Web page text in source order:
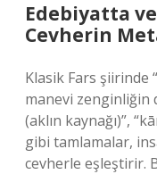
Edebiyatta
Cevherin
Klasik Fars şiirinde
manevi zenginliğin
(aklın kaynağı)”,
gibi tamlamalar,
cevherle eşleştirir.